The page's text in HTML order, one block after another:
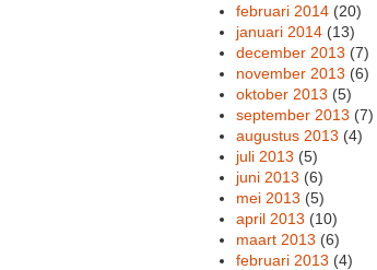
februari 2014 (20)
januari 2014 (13)
december 2013 (7)
november 2013 (6)
oktober 2013 (5)
september 2013 (7)
augustus 2013 (4)
juli 2013 (5)
juni 2013 (6)
mei 2013 (5)
april 2013 (10)
maart 2013 (6)
februari 2013 (4)